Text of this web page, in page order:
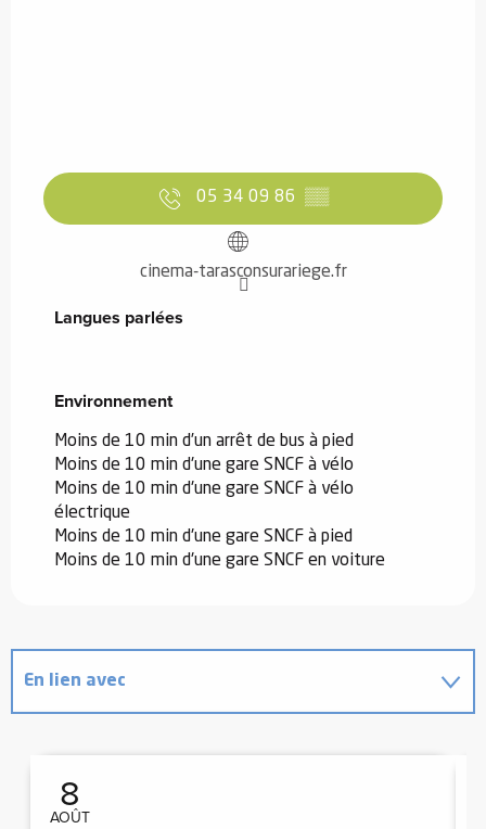
05 34 09 86 ▒▒
cinema-tarasconsurariege.fr
Langues parlées
Langues parlées
Environnement
Environnement
Moins de 10 min d’un arrêt de bus à pied
Moins de 10 min d'une gare SNCF à vélo
Moins de 10 min d'une gare SNCF à vélo
électrique
Moins de 10 min d'une gare SNCF à pied
Moins de 10 min d'une gare SNCF en voiture
En lien avec
...
8
AOÛT